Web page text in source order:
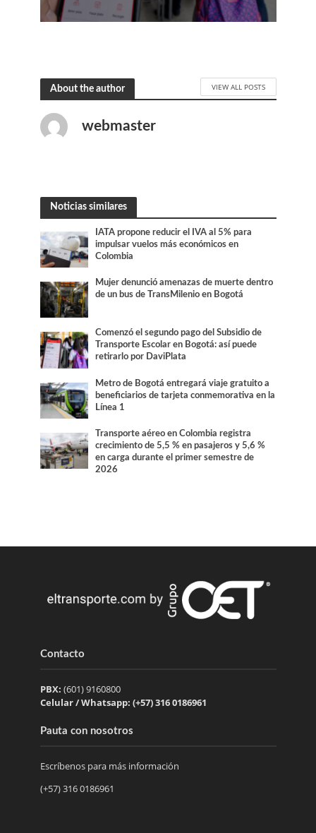
About the author VIEW ALL POSTS
webmaster
Noticias similares
IATA propone reducir el IVA al 5% para
impulsar vuelos más económicos en
Colombia
Mujer denunció amenazas de muerte dentro
de un bus de TransMilenio en Bogotá
Comenzó el segundo pago del Subsidio de
Transporte Escolar en Bogotá: así puede
retirarlo por DaviPlata
Metro de Bogotá entregará viaje gratuito a
beneficiarios de tarjeta conmemorativa en la
Línea 1
Transporte aéreo en Colombia registra
crecimiento de 5,5 % en pasajeros y 5,6 %
en carga durante el primer semestre de
2026
Contacto
PBX: (601) 9160800
Celular / Whatsapp: (+57) 316 0186961
Pauta con nosotros
Escríbenos para más información
(+57) 316 0186961